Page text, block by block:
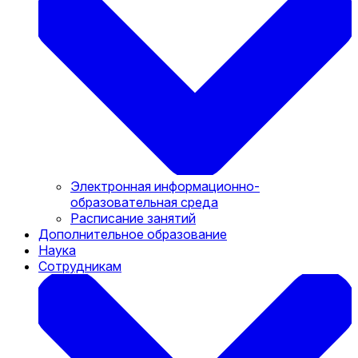
Электронная информационно-
образовательная среда
Расписание занятий
Дополнительное образование
Наука
Сотрудникам